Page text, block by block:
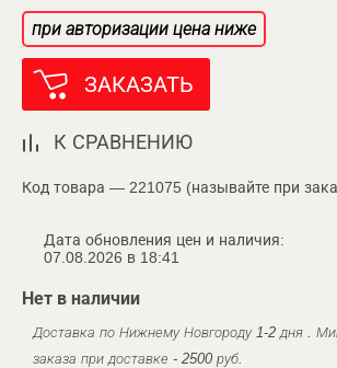
при авторизации цена ниже
ЗАКАЗАТЬ
К СРАВНЕНИЮ
Код товара — 221075 (называйте при
Дата обновления цен и наличия:
07.08.2026 в 18:41
Нет в наличии
Доставка по Нижнему Новгороду 1-2 дня .
заказа при доставке - 2500 руб.